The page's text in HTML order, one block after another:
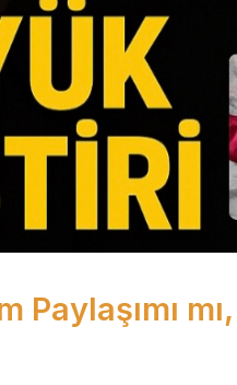
Paylaşımı